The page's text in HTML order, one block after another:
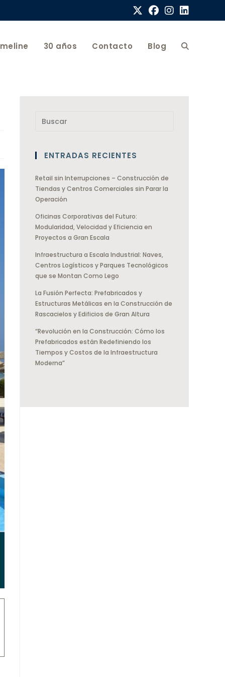
30 años Contacto Blog
ENTRADAS RECIENTES
Retail sin Interrupciones – Construcción de
Tiendas y Centros Comerciales sin Parar la
Operación
Oficinas Corporativas del Futuro:
Modularidad, Velocidad y Eficiencia en
Proyectos a Gran Escala
Infraestructura a Escala Industrial: Naves,
Centros Logísticos y Parques Tecnológicos
que se Montan Como Lego
La Fusión Perfecta: Prefabricados y
Estructuras Metálicas en la Construcción de
Rascacielos y Edificios de Gran Altura
“Revolución en la Construcción: Cómo los
Prefabricados están Redefiniendo los
Tiempos y Costos de la Infraestructura
Moderna”